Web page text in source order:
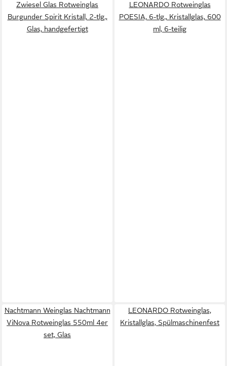
Zwiesel Glas Rotweinglas
Burgunder Spirit Kristall, 2-tlg.,
Glas, handgefertigt
LEONARDO Rotweinglas
POESIA, 6-tlg., Kristallglas, 600
ml, 6-teilig
Nachtmann Weinglas Nachtmann
ViNova Rotweinglas 550ml 4er
set, Glas
LEONARDO Rotweinglas,
Kristallglas, Spülmaschinenfest